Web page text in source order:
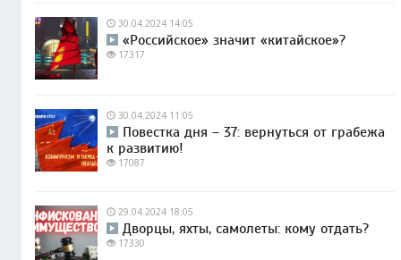
30.04.2024 14:05
«Российское» значит «китайское»?
17317
30.04.2024 11:05
Повестка дня – 37: вернуться от грабежа
к развитию!
17087
29.04.2024 18:05
Дворцы, яхты, самолеты: кому отдать?
17330